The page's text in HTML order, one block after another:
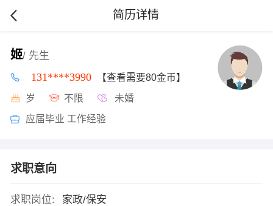
简历详情
姬/ 先生
131****3990 【查看需要80金币】
岁 不限 未婚
应届毕业 工作经验
求职意向
求职岗位:
家政/保安